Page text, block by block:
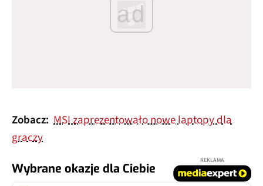
ad
Zobacz: MSI zaprezentowało nowe laptopy dla
graczy
Wybrane okazje dla Ciebie
REKLAMA